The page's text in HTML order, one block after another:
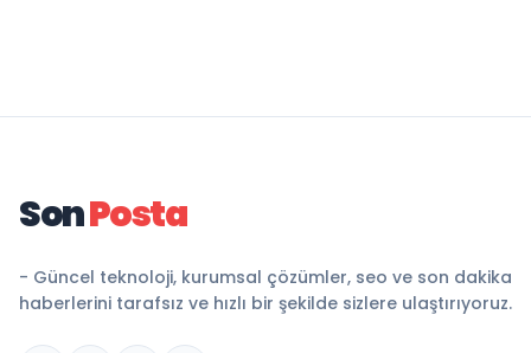
SonPosta
- Güncel teknoloji, kurumsal çözümler, seo ve son dakika
haberlerini tarafsız ve hızlı bir şekilde sizlere ulaştırıyoruz.